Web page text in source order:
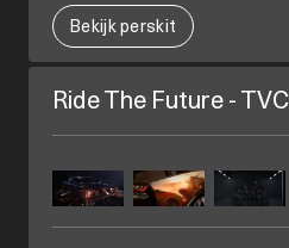
Bekijk perskit
Ride The Future - TVC